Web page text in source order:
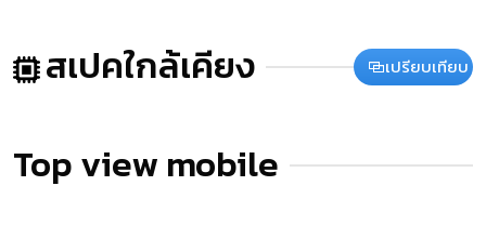
สเปคใกล้เคียง เปรียบเทียบ
Top view mobile